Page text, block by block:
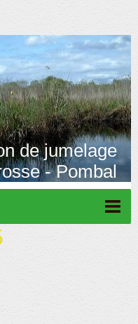
de jumelage
- Pombal